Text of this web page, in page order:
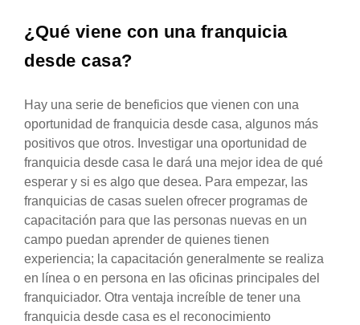
¿Qué viene con una franquicia
desde casa?
Hay una serie de beneficios que vienen con una
oportunidad de franquicia desde casa, algunos más
positivos que otros. Investigar una oportunidad de
franquicia desde casa le dará una mejor idea de qué
esperar y si es algo que desea. Para empezar, las
franquicias de casas suelen ofrecer programas de
capacitación para que las personas nuevas en un
campo puedan aprender de quienes tienen
experiencia; la capacitación generalmente se realiza
en línea o en persona en las oficinas principales del
franquiciador. Otra ventaja increíble de tener una
franquicia desde casa es el reconocimiento